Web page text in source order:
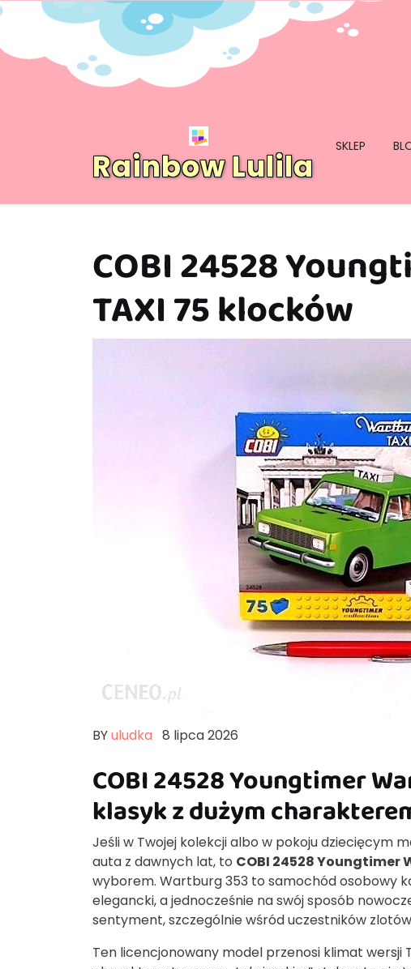
Skip
content
Rainbow Lulila
SKLEP
COBI 24528
TAXI 75 klocków
BYuludka 8 lipca 2026
COBI 24528 Youngtimer
klasyk z dużym
Jeśli w Twojej kolekcji albo w pokoju dziecięcym
auta z dawnych lat, to COBI 24528 Youngtimer
wyborem. Wartburg 353 to samochód osobowy
elegancki, a jednocześnie na swój sposób
sentyment, szczególnie wśród uczestników
Ten licencjonowany model przenosi klimat wersji